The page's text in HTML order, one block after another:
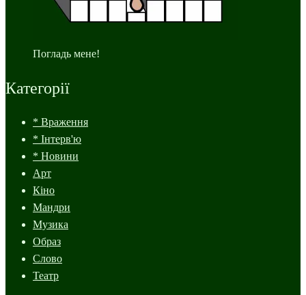
Погладь мене!
Категорії
* Враження
* Інтерв'ю
* Новини
Арт
Кіно
Мандри
Музика
Образ
Слово
Театр